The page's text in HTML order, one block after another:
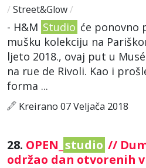
/ Street&Glow/
- H&M Studio će ponovno
mušku kolekciju na
ljeto 2018., ovaj put u
na rue de Rivoli. Kao i
forma ...
Kreirano 07 Veljača 2018
28. OPEN_ studio //
održao dan otvorenih